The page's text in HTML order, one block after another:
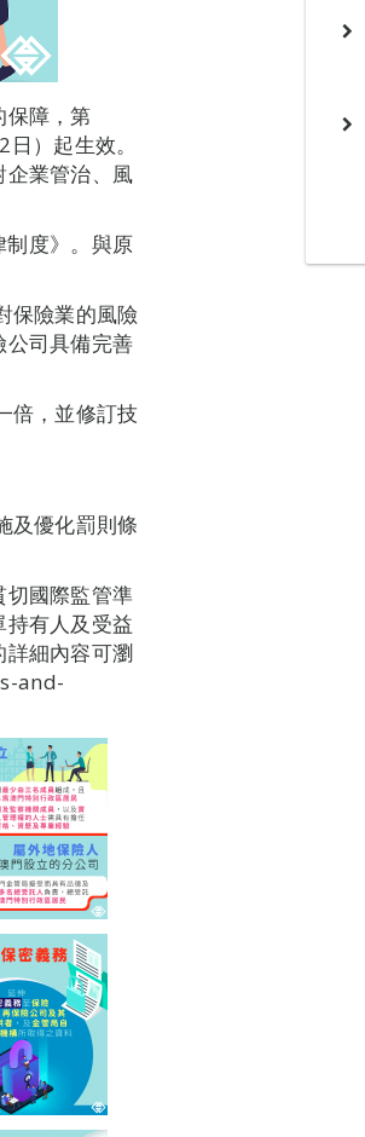
保障，第
）起生效。
企業管治、風
度》。與原
保險業的風險
公司具備完善
倍，並修訂技
及優化罰則條
切國際監管準
有人及受益
詳細內容可瀏
and-